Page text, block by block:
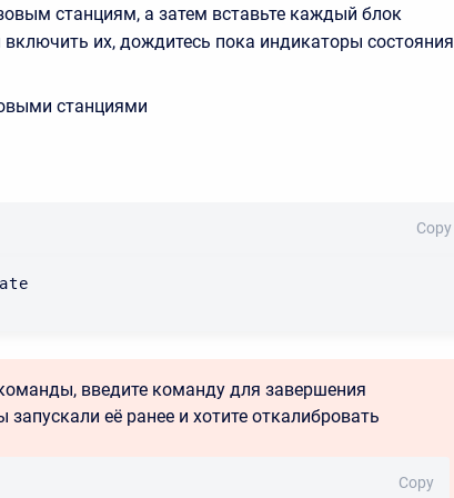
станциям, а затем вставьте каждый блок
включить их, дождитесь пока индикаторы состояния
станциями
Copy
введите команду для завершения
запускали её ранее и хотите откалибровать
Copy